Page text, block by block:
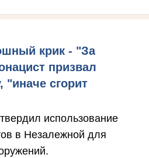
крик - "За
призвал
"иначе сгорит
использование
в Незалежной для